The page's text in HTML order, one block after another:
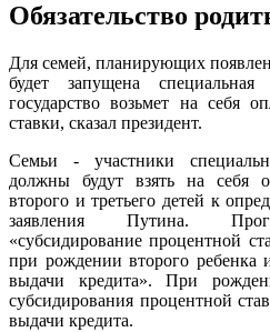
Обязательство
Для семей, планирующих
будет запущена
государство возьмет на себя
ставки, сказал президент.
Семьи - участники
должны будут взять на себя
второго и третьего детей к
заявления Путина.
«субсидирование процентной
при рождении второго ребенка
выдачи кредита». При
субсидирования процентной
выдачи кредита.